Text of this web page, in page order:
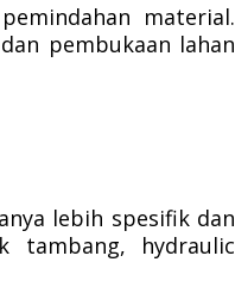
material.
pembukaan lahan
lebih spesifik dan
tambang, hydraulic